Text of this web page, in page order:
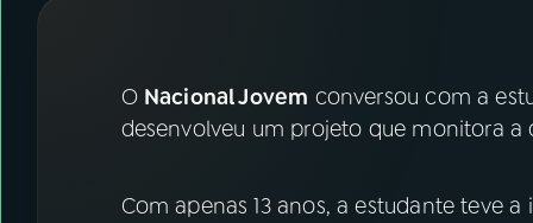
FESTIVAL DE MÚSICA
YouTube Facebook
O Nacional Jovem conversou com a
desenvolveu um projeto que monitora
Com apenas 13 anos, a estudante teve